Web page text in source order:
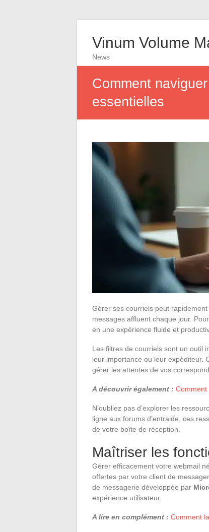
Vinum Volume
News
Comment
essentielles
Gérer ses courriels peut
messages affluent chaque jour.
en une expérience fluide et
Les filtres de courriels sont un outil
leur importance ou leur expéditeur.
gérer les attentes de vos
A découvrir également : Comment
N’oubliez pas d’explorer les
ligne aux forums d’entraide, ces
de votre boîte de réception.
Maîtriser les
Gérer efficacement votre webmail
offertes par votre client de
de messagerie développée par
expérience utilisateur.
A lire en complément : Comment